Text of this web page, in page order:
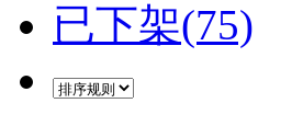
已下架(75)